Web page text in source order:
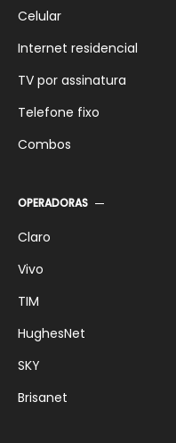
Comparativos
Celular
Internet residencial
TV por assinatura
Telefone fixo
Combos
OPERADORAS
Claro
Vivo
TIM
HughesNet
SKY
Brisanet